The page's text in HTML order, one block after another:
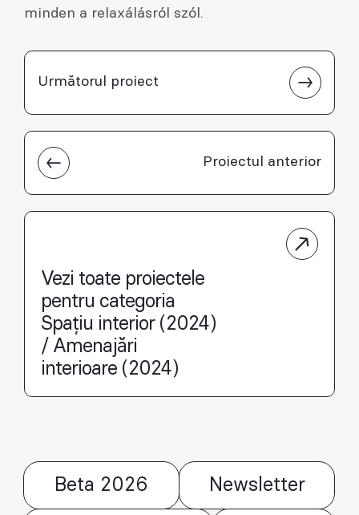
minden a relaxálásról szól.
Proiectul anterior
Următorul proiect
Vezi toate proiectele
pentru categoria
Spațiu interior (2024)
/ Amenajări
interioare (2024)
Beta 2026 Newsletter